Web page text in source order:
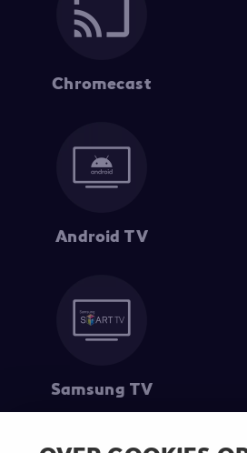
Chromecast
Android TV
Samsung TV